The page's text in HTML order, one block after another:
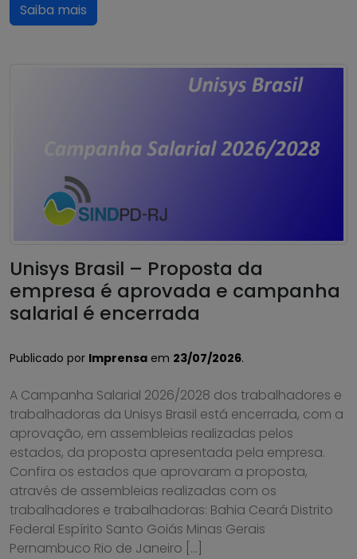
Saiba mais
Unisys Brasil – Proposta da
empresa é aprovada e campanha
salarial é encerrada
Publicado por Imprensa em 23/07/2026.
A Campanha Salarial 2026/2028 dos trabalhadores e
trabalhadoras da Unisys Brasil está encerrada, com a
aprovação, em assembleias realizadas pelos
estados, da proposta apresentada pela empresa.
Confira os estados que aprovaram a proposta,
através de assembleias realizadas com os
trabalhadores e trabalhadoras: Bahia Ceará Distrito
Federal Espírito Santo Goiás Minas Gerais
Pernambuco Rio de Janeiro […]